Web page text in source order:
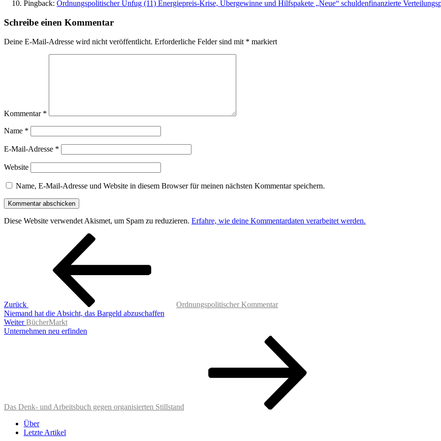
Pingback: Ordnungspolitischer Unfug (11) Energiepreis-Krise, Übergewinne und Hilfspakete „Neue“ schuldenfinanzierte
Schreibe einen Kommentar
Deine E-Mail-Adresse wird nicht veröffentlicht. Erforderliche Felder sind mit * markiert
Kommentar *
Name *
E-Mail-Adresse *
Website
Name, E-Mail-Adresse und Website in diesem Browser für meinen nächsten Kommentar speichern.
Diese Website verwendet Akismet, um Spam zu reduzieren. Erfahre, wie deine Kommentardaten verarbeitet werden.
Beitragsnavigation
Zurück
Ordnungspolitischer Kommentar
Niemand hat die Absicht, das Bargeld abzuschaffen
Nächster
Beitrag
Weiter BücherMarkt
Unternehmen neu erfinden
Das Denk- und Arbeitsbuch gegen organisierten Stillstand
Über
Letzte Artikel